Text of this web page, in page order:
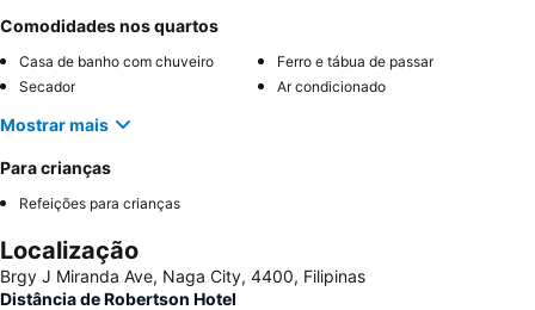
Comodidades nos quartos
Casa de banho com chuveiro
Ferro e tábua de passar
Secador
Ar condicionado
Mostrar mais
Para crianças
Refeições para crianças
Localização
Brgy J Miranda Ave, Naga City, 4400, Filipinas
Distância de Robertson Hotel